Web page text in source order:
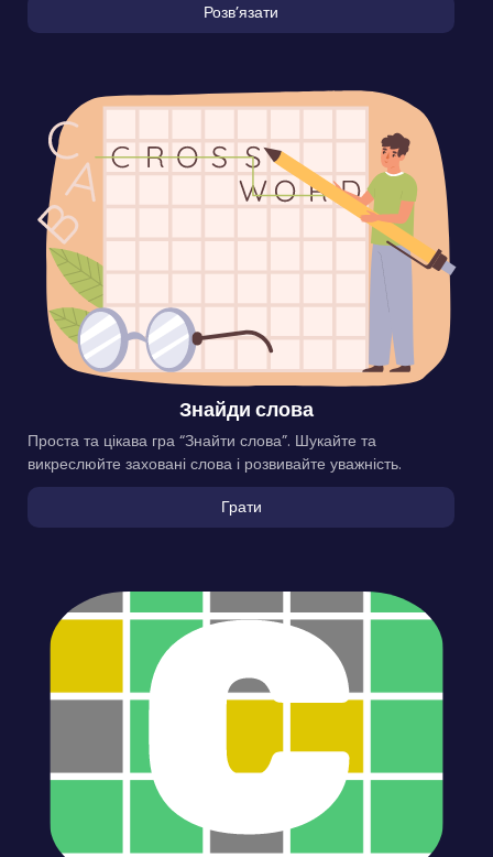
Розвʼязати
Знайди слова
Проста та цікава гра “Знайти слова”. Шукайте та
викреслюйте заховані слова і розвивайте уважність.
Грати